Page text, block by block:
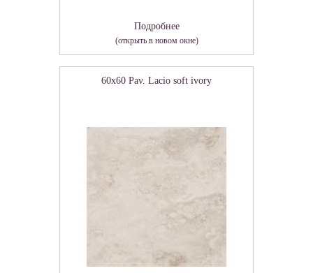
Подробнее
(открыть в новом окне)
60x60 Pav. Lacio soft ivory